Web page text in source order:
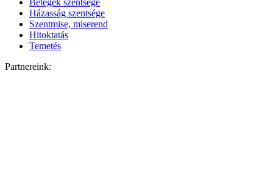
Házasság szentsége
Szentmise, miserend
Hitoktatás
Temetés
Partnereink: